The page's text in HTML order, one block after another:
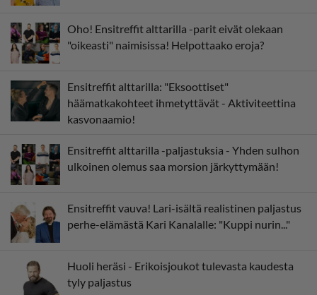
Oho! Ensitreffit alttarilla -parit eivät olekaan
"oikeasti" naimisissa! Helpottaako eroja?
Ensitreffit alttarilla: "Eksoottiset"
häämatkakohteet ihmetyttävät - Aktiviteettina
kasvonaamio!
Ensitreffit alttarilla -paljastuksia - Yhden sulhon
ulkoinen olemus saa morsion järkyttymään!
Ensitreffit vauva! Lari-isältä realistinen paljastus
perhe-elämästä Kari Kanalalle: "Kuppi nurin..."
Huoli heräsi - Erikoisjoukot tulevasta kaudesta
tyly paljastus